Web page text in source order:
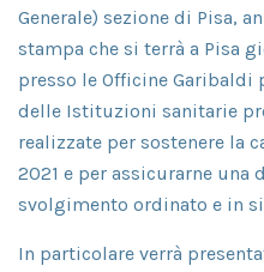
Generale) sezione di Pisa,
stampa che si terrà a Pisa
presso le Officine Garibaldi
delle Istituzioni sanitarie
realizzate per sostenere la
2021 e per assicurarne
svolgimento ordinato e in
In particolare verrà